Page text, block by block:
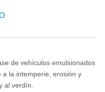
de vehículos emulsionados
la intemperie, erosión y
al verdín.